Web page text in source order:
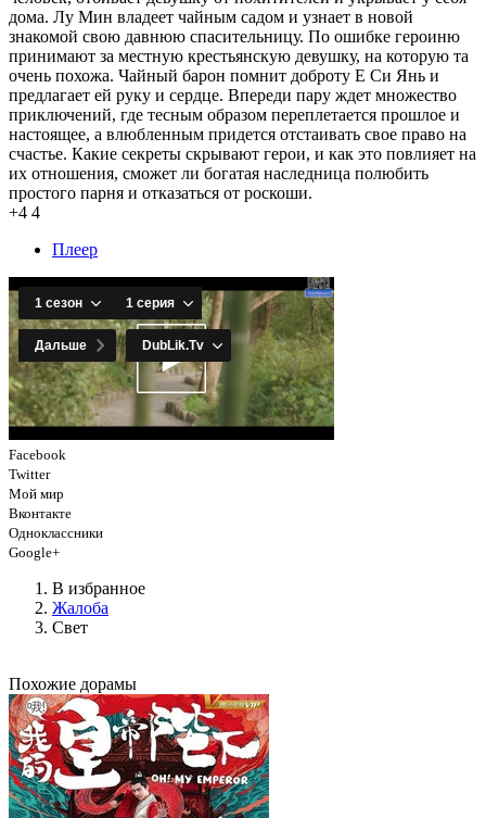
дома. Лу Мин владеет чайным садом и узнает в новой
знакомой свою давнюю спасительницу. По ошибке героиню
принимают за местную крестьянскую девушку, на которую та
очень похожа. Чайный барон помнит доброту Е Си Янь и
предлагает ей руку и сердце. Впереди пару ждет множество
приключений, где тесным образом переплетается прошлое и
настоящее, а влюбленным придется отстаивать свое право на
счастье. Какие секреты скрывают герои, и как это повлияет на
их отношения, сможет ли богатая наследница полюбить
простого парня и отказаться от роскоши.
+4 4
Плеер
Facebook
Twitter
Мой мир
Вконтакте
Одноклассники
Google+
В избранное
Жалоба
Свет
Похожие дорамы